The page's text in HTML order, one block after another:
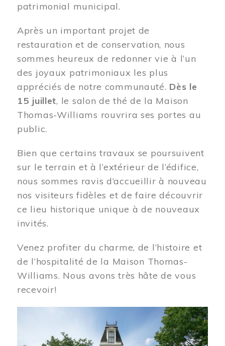
patrimonial municipal.
Après un important projet de
restauration et de conservation, nous
sommes heureux de redonner vie à l’un
des joyaux patrimoniaux les plus
appréciés de notre communauté. Dès le
15 juillet, le salon de thé de la Maison
Thomas-Williams rouvrira ses portes au
public.
Bien que certains travaux se poursuivent
sur le terrain et à l’extérieur de l’édifice,
nous sommes ravis d’accueillir à nouveau
nos visiteurs fidèles et de faire découvrir
ce lieu historique unique à de nouveaux
invités.
Venez profiter du charme, de l’histoire et
de l’hospitalité de la Maison Thomas-
Williams. Nous avons très hâte de vous
recevoir!